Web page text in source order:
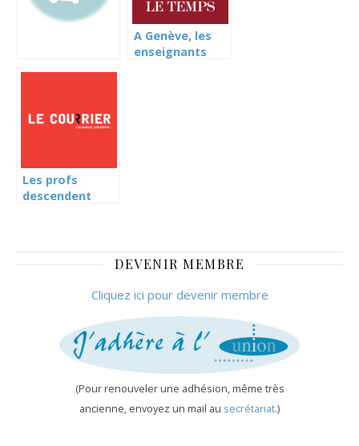
A Genève, les
enseignants
Les profs
descendent
DEVENIR MEMBRE
Cliquez ici pour devenir membre
(Pour renouveler une adhésion, même très
ancienne, envoyez un mail au secrétariat.)